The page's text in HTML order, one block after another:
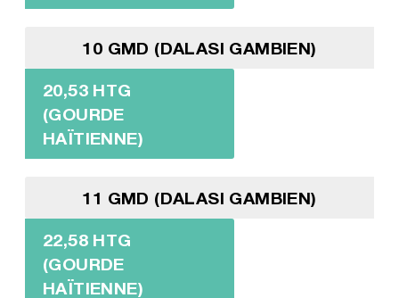
10 GMD (DALASI GAMBIEN)
20,53 HTG
(GOURDE
HAÏTIENNE)
11 GMD (DALASI GAMBIEN)
22,58 HTG
(GOURDE
HAÏTIENNE)